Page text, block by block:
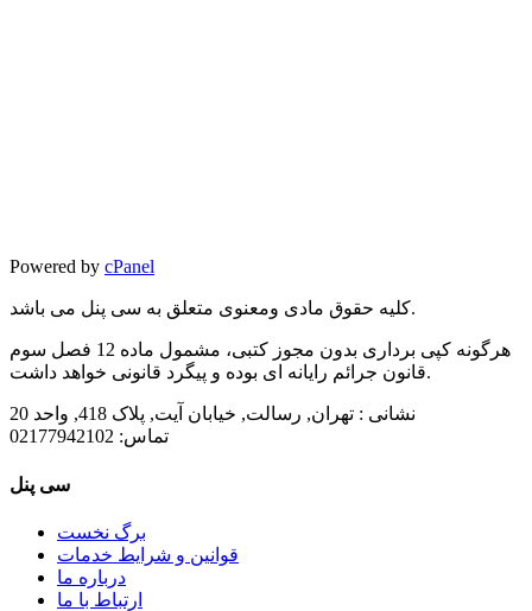
Powered by cPanel
کلیه حقوق مادی ومعنوی متعلق به سی پنل می باشد.
هرگونه کپی برداری بدون مجوز کتبی، مشمول ماده 12 فصل سوم
قانون جرائم رایانه ای بوده و پیگرد قانونی خواهد داشت.
نشانی : تهران, رسالت, خیابان آیت, پلاک 418, واحد 20
تماس:
سی پنل
برگ نخست
قوانین و شرایط خدمات
درباره ما
ارتباط با ما